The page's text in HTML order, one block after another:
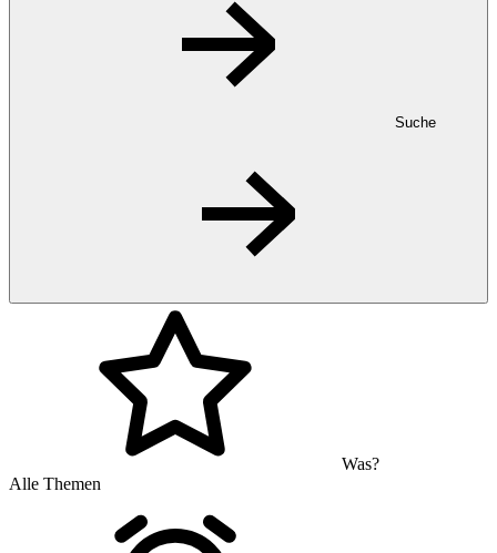
Suche
Was?
Alle Themen